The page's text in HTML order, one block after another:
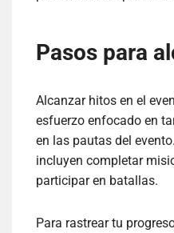
Pasos para
Alcanzar hitos en el
esfuerzo enfocado en
en las pautas del
incluyen completar
participar en batallas.
Para rastrear tu